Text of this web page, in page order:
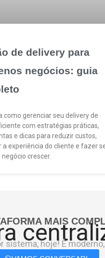
de delivery para
negócios: guia
como gerenciar seu delivery de
com estratégias práticas,
e dicas para reduzir custos,
a experiência do cliente e fazer
crescer.
MAIS
sistema, hoje! É